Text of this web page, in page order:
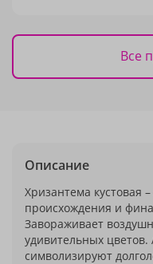
Все
Описание
Хризантема кустовая
происхождения и
Завораживает
удивительных
символизируют